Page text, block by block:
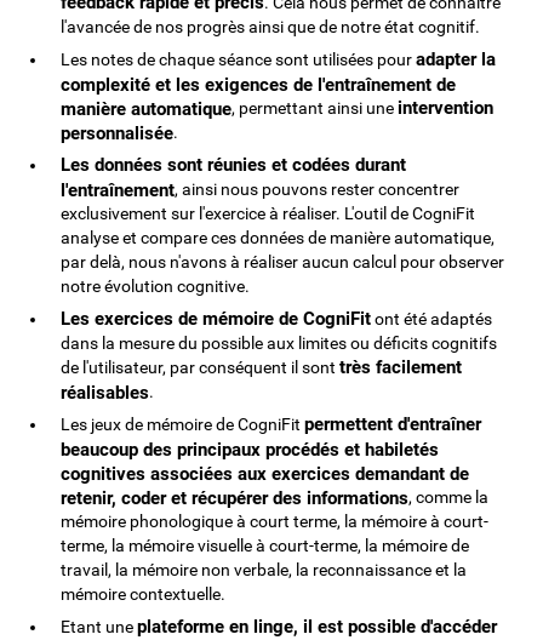
l'avancée de nos progrès ainsi que de notre état cognitif.
Les notes de chaque séance sont utilisées pouradapter la
complexité et les exigences de l'entraînement de
manière automatique, permettant ainsi uneintervention
personnalisée.
Les données sont réunies et codées durant
l'entraînement, ainsi nous pouvons rester concentrer
exclusivement sur l'exercice à réaliser. L'outil de CogniFit
analyse et compare ces données de manière automatique,
par delà, nous n'avons à réaliser aucun calcul pour observer
notre évolution cognitive.
Les exercices de mémoire de CogniFitont été adaptés
dans la mesure du possible aux limites ou déficits cognitifs
de l'utilisateur, par conséquent il sonttrès facilement
réalisables.
Les jeux de mémoire de CogniFitpermettent d'entraîner
beaucoup des principaux procédés et habiletés
cognitives associées aux exercices demandant de
retenir, coder et récupérer des informations, comme la
mémoire phonologique à court terme, la mémoire à court-
terme, la mémoire visuelle à court-terme, la mémoire de
travail, la mémoire non verbale, la reconnaissance et la
mémoire contextuelle.
Etant uneplateforme en linge, il est possible d'accéder